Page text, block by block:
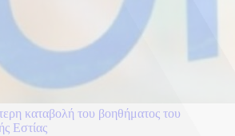
καταβολή του βοηθήματος του
Εστίας